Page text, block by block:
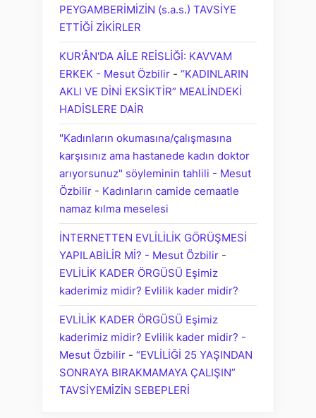
PEYGAMBERİMİZİN (s.a.s.) TAVSİYE
ETTİĞİ ZİKİRLER
KUR'ÂN'DA AİLE REİSLİĞİ: KAVVAM
ERKEK - Mesut Özbilir - “KADINLARIN
AKLI VE DİNİ EKSİKTİR” MEALİNDEKİ
HADİSLERE DAİR
"Kadınların okumasına/çalışmasına
karşısınız ama hastanede kadın doktor
arıyorsunuz" söyleminin tahlili - Mesut
Özbilir - Kadınların camide cemaatle
namaz kılma meselesi
İNTERNETTEN EVLİLİLİK GÖRÜŞMESİ
YAPILABİLİR Mİ? - Mesut Özbilir -
EVLİLİK KADER ÖRGÜSÜ Eşimiz
kaderimiz midir? Evlilik kader midir?
EVLİLİK KADER ÖRGÜSÜ Eşimiz
kaderimiz midir? Evlilik kader midir? -
Mesut Özbilir - “EVLİLİĞİ 25 YAŞINDAN
SONRAYA BIRAKMAMAYA ÇALIŞIN”
TAVSİYEMİZİN SEBEPLERİ